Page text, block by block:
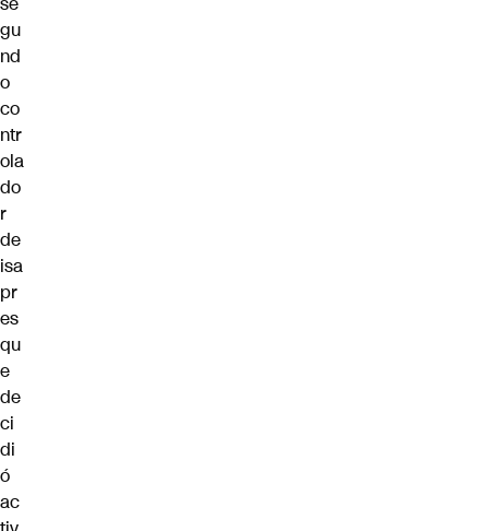
gu
nd
o
co
ntr
ola
do
r
de
isa
pr
es
qu
e
de
ci
di
ó
ac